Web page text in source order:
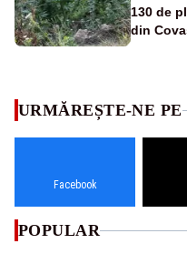
130 de
din
URMĂREȘTE-NE PE
Facebook
POPULAR